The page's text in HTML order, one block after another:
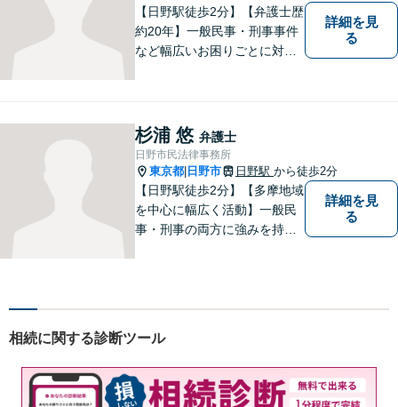
風評被害対策など」
【日野駅徒歩2分】【弁護士歴
約20年】一般民事・刑事事件
など幅広いお困りごとに対応
とつの問題に真剣に向き合
い、最善の解決を目指しま
す。
詳細を見
る
杉浦 悠 弁護士
日野市民法律事務所
東京都 日野市 日野駅 から徒歩2分
【日野駅徒歩2分】【多摩地域
を中心に幅広く活動】一般民
事・刑事の両方に強みを持つ
です。まずはお気軽にご相談
詳細を見
る
相続に関する診断ツール